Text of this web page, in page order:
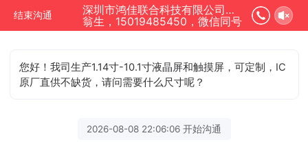
结束沟通
深圳市鸿佳联合科技有限公司正在为您服务
翁生，15019485450，微信同号
您好！我司生产1.14寸-10.1寸液晶屏和触摸屏，可定制，IC
原厂直供不缺货，请问需要什么尺寸呢？
2026-08-08 22:06:06 开始沟通